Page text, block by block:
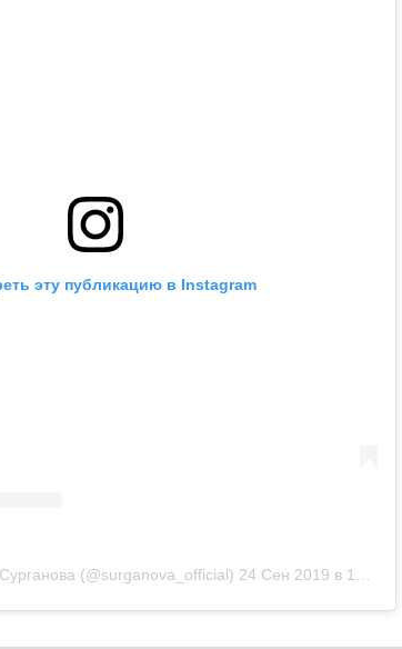
эту публикацию в Instagram
(@surganova_official) 24 Сен 2019 в 12:12 PDT